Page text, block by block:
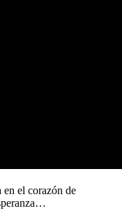
el corazón de